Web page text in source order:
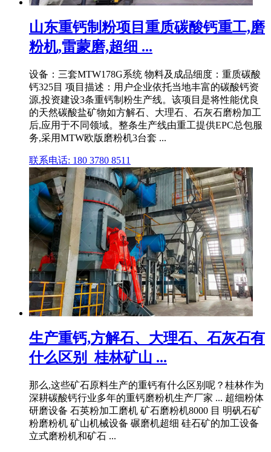
山东重钙制粉项目重质碳酸钙重工,磨
粉机,雷蒙磨,超细 ...
设备：三套MTW178G系统 物料及成品细度：重质碳酸
钙325目 项目描述：用户企业依托当地丰富的碳酸钙资
源,投资建设3条重钙制粉生产线。该项目是将性能优良
的天然碳酸盐矿物如方解石、大理石、石灰石磨粉加工
后,应用于不同领域。整条生产线由重工提供EPC总包服
务,采用MTW欧版磨粉机3台套 ...
联系电话: 180 3780 8511
生产重钙,方解石、大理石、石灰石有
什么区别_桂林矿山 ...
那么,这些矿石原料生产的重钙有什么区别呢？桂林作为
深耕碳酸钙行业多年的重钙磨粉机生产厂家 ... 超细粉体
研磨设备 石英粉加工磨机 矿石磨粉机8000 目 明矾石矿
粉磨粉机 矿山机械设备 碾磨机超细 硅石矿的加工设备
立式磨粉机和矿石 ...